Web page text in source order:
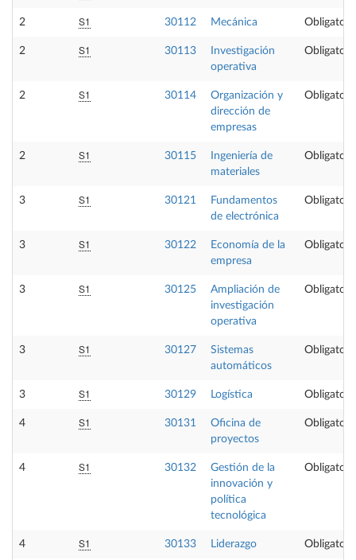
2 S1 30112 Mecánica
2 S1 30113
Investigación
operativa
2 S1 30114
Organización y
dirección de
empresas
2 S1 30115
Ingeniería de
materiales
3 S1 30121
Fundamentos
de electrónica
3 S1 30122
Economía de la
empresa
3 S1 30125
Ampliación de
investigación
operativa
3 S1 30127
Sistemas
automáticos
3 S1 30129 Logística
4 S1 30131
Oficina de
proyectos
4 S1 30132
Gestión de la
innovación y
política
tecnológica
4 S1 30133 Liderazgo